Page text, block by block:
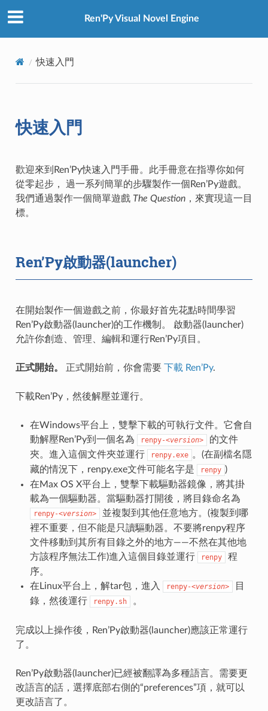
Ren'Py Visual Novel Engine
快速入門
快速入門
歡迎來到Ren’Py快速入門手冊。此手冊意在指導你如何
從零起步， 過一系列簡單的步驟製作一個Ren’Py遊戲。
我們通過製作一個簡單遊戲 The Question，來實現這一目
標。
Ren’Py啟動器(launcher)
在開始製作一個遊戲之前，你最好首先花點時間學習
Ren’Py啟動器(launcher)的工作機制。 啟動器(launcher)
允許你創造、管理、編輯和運行Ren’Py項目。
正式開始。 正式開始前，你會需要 下載 Ren’Py.
下載Ren’Py，然後解壓並運行。
在Windows平台上，雙擊下載的可執行文件。它會自
動解壓Ren’Py到一個名為
renpy-<version>
的文件
夾。進入這個文件夾並運行
renpy.exe 。(在副檔名隱
藏的情況下，renpy.exe文件可能名字是
renpy )
在Max OS X平台上，雙擊下載驅動器鏡像，將其掛
載為一個驅動器。當驅動器打開後，將目錄命名為
renpy-<version>
並複製到其他任意地方。(複製到哪
裡不重要，但不能是只讀驅動器。不要將renpy程序
文件移動到其所有目錄之外的地方——不然在其他地
方該程序無法工作)進入這個目錄並運行
renpy
程
序。
在Linux平台上，解tar包，進入
renpy-<version>
目
錄，然後運行
renpy.sh 。
完成以上操作後，Ren’Py啟動器(launcher)應該正常運行
了。
Ren’Py啟動器(launcher)已經被翻譯為多種語言。需要更
改語言的話，選擇底部右側的“preferences”項，就可以
更改語言了。